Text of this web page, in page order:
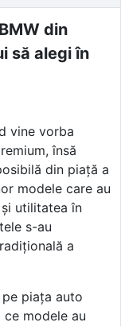
din
să alegi în
vine vorba
însă
din piață a
modele care au
utilitatea în
s-au
a
piața auto
modele au